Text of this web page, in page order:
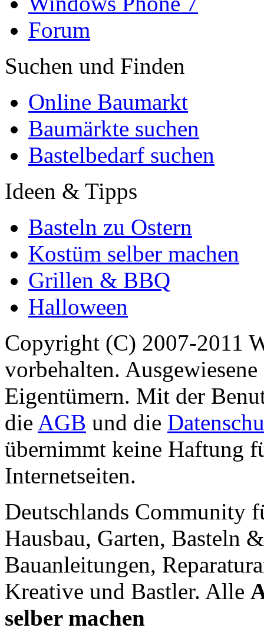
Forum
Suchen und Finden
Online Baumarkt
Baumärkte suchen
Bastelbedarf suchen
Ideen & Tipps
Basteln zu Ostern
Kostüm selber machen
Grillen & BBQ
Halloween
Copyright (C) 2007-2011
vorbehalten.
Eigentümern. Mit der
die AGB und die
übernimmt keine Haftung
Internetseiten.
Deutschlands Community
Hausbau, Garten, Basteln
Bauanleitungen,
Kreative und Bastler. Alle
selber machen